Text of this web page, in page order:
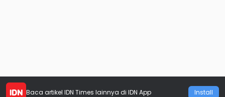
Baca artikel IDN Times lainnya di IDN App Install